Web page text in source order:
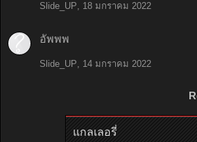
Slide_UP, 18 มกราคม 2022
อัพพพ
Slide_UP, 14 มกราคม 2022
แกลเลอรี่